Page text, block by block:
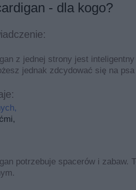
- dla kogo?
z jednej strony jest
jednak zdcydować się na
potrzebuje spacerów i zabaw.